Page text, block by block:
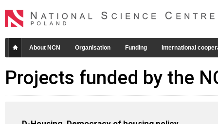
About NCN Organisation Funding International
Projects funded by the